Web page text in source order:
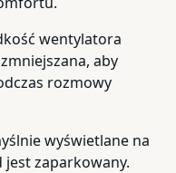
wentylatora
aby
rozmowy
wyświetlane na
jest zaparkowany.